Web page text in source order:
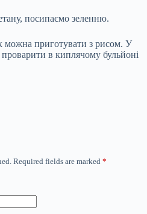
посипаємо зеленню.
можна приготувати з рисом. У
в киплячому бульйоні
Required fields are marked *